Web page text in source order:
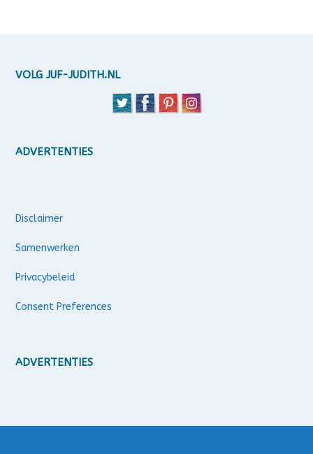
VOLG JUF-JUDITH.NL
ADVERTENTIES
Disclaimer
Samenwerken
Privacybeleid
Consent Preferences
ADVERTENTIES